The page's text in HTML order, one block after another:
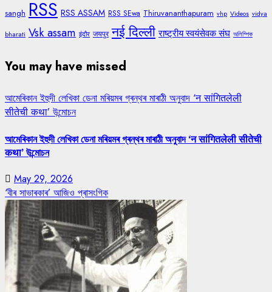
sangh RSS RSS ASSAM RSS SEwa Thiruvananthapuram vhp Videos vidya
bharati Vsk assam इंदौर जयपुर नई दिल्ली राष्ट्रीय स्वयंसेवक संघ অলিম্পিক
You may have missed
আমেৰিকান ইহুদী লেখিকা ডেনা মৰিয়মৰ গ্ৰন্থৰ মাৰাঠী অনুবাদ ‘न सांगितलेली
सीतेची कथा’ উন্মোচন
আমেৰিকান ইহুদী লেখিকা ডেনা মৰিয়মৰ গ্ৰন্থৰ মাৰাঠী অনুবাদ ‘न सांगितलेली सीतेची
कथा’ উন্মোচন
May 29, 2026
‘বীৰ সাভাৰকাৰ’ আজিও প্ৰাসংগিক